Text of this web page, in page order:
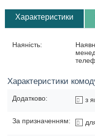
Характеристики
Наяність:
Характеристики
Додатково: з
За призначенням: